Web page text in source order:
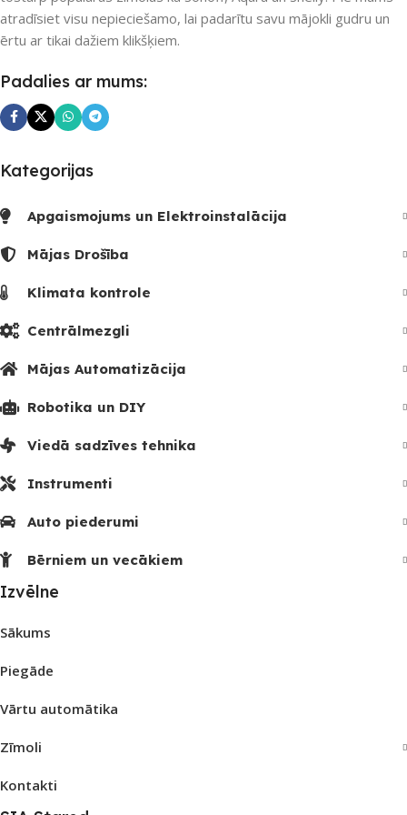
atradīsiet visu nepieciešamo, lai padarītu savu mājokli gudru un
ērtu ar tikai dažiem klikšķiem.
Padalies ar mums:
Kategorijas
Apgaismojums un Elektroinstalācija
Mājas Drošība
Klimata kontrole
Centrālmezgli
Mājas Automatizācija
Robotika un DIY
Viedā sadzīves tehnika
Instrumenti
Auto piederumi
Bērniem un vecākiem
Izvēlne
Sākums
Piegāde
Vārtu automātika
Zīmoli
Kontakti